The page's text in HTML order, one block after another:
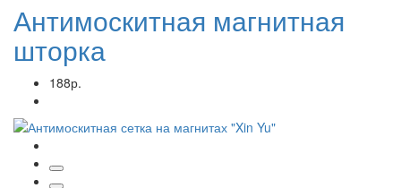
Антимоскитная магнитная
шторка
188р.